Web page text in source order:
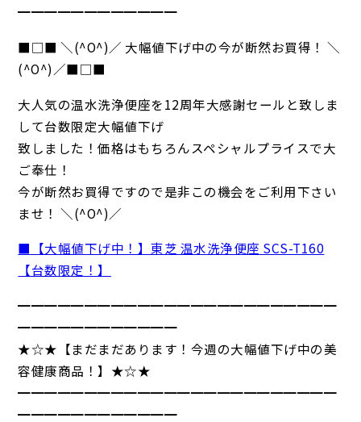
━━━━━━━━━━━━
■□■ ＼(^O^)／ 大幅値下げ中の今が断然お買得！ ＼
(^O^)／■□■
大人気の温水洗浄便座を12周年大感謝セールと致しま
して台数限定大幅値下げ
致しました！価格はもちろんスペシャルプライスで大
ご奉仕！
今が断然お買得ですので是非この機会をご利用下さい
ませ！ ＼(^O^)／
■【大幅値下げ中！】東芝 温水洗浄便座 SCS-T160
【台数限定！】
━━━━━━━━━━━━━━━━━━━━━━━━
━━━━━━━━━━━━
★☆★【まだまだあります！今週の大幅値下げ中の美
容健康商品！】★☆★
━━━━━━━━━━━━━━━━━━━━━━━━
━━━━━━━━━━━━